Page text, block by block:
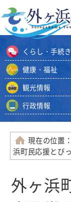
ナ
ビ
ゲ
シ
ョ
ン
ス
キ
ッ
くらし・手続き
健康・福祉
観光情報
行政情報
現在の位置：
浜町民応援とび
外ヶ浜